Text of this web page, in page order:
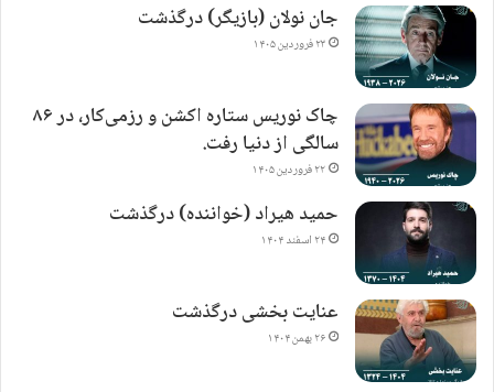
جان نولان (بازیگر) درگذشت
۲۳ فروردین ۱۴۰۵
چاک نوریس ستاره اکشن و رزمی‌کار، در ۸۶
سالگی از دنیا رفت.
۲۲ فروردین ۱۴۰۵
حمید هیراد (خواننده) درگذشت
۲۴ اسفند ۱۴۰۴
عنایت بخشی درگذشت
۲۶ بهمن ۱۴۰۴